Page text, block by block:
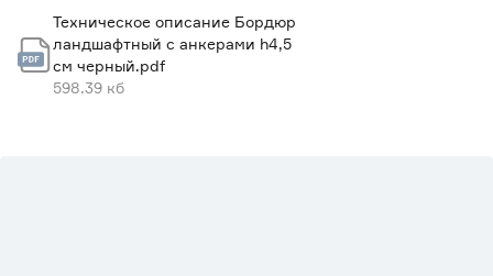
Техническое описание Бордюр
ландшафтный с анкерами h4,5
см черный.pdf
598.39 кб